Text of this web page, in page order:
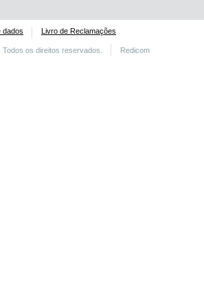
dados Livro de Reclamações
os direitos reservados. Redicom